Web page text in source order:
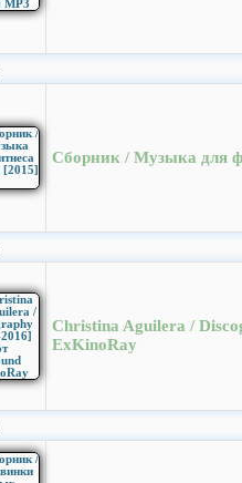
Сборник / Музыка для
Christina Aguilera /
ExKinoRay